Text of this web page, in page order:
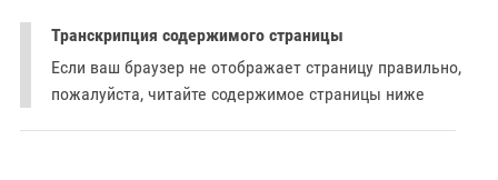
Транскрипция содержимого страницы
Если ваш браузер не отображает страницу правильно,
пожалуйста, читайте содержимое страницы ниже